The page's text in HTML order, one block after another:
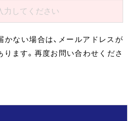
ない場合は、メールアドレスが
ます。再度お問い合わせくださ